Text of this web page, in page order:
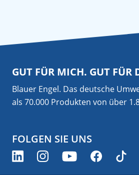
GUT FÜR MICH. GUT FÜR
Blauer Engel. Das deutsche
als 70.000 Produkten von über
FOLGEN SIE UNS